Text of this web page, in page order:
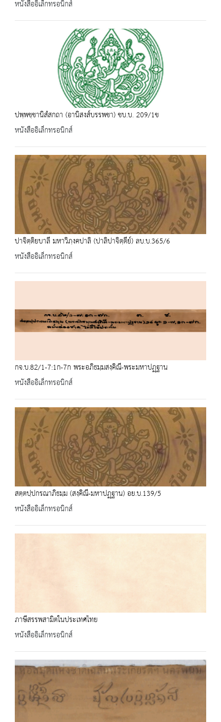
หนังสืออิเล็กทรอนิกส์
ปพฺพชฺชานิสํสกถา (อานิสงส์บรรพชา) ชบ.บ. 209/1ข
หนังสืออิเล็กทรอนิกส์
ปาจิตฺติยบาลี มหาวิภฺงคปาลิ (ปาลิปาจิตฺตีย์) ลบ.บ.365/6
หนังสืออิเล็กทรอนิกส์
กจ.บ.82/1-7:1ก-7ก พระอภิธมฺมสงฺคิณี-พระมหาปฏฺฐาน
หนังสืออิเล็กทรอนิกส์
สตฺตปฺปกรณาภิธมฺม (สงฺคิณี-มหาปฏฺฐาน) อย.บ.139/5
หนังสืออิเล็กทรอนิกส์
ภาษีสรรพสามิตในประเทศไทย
หนังสืออิเล็กทรอนิกส์